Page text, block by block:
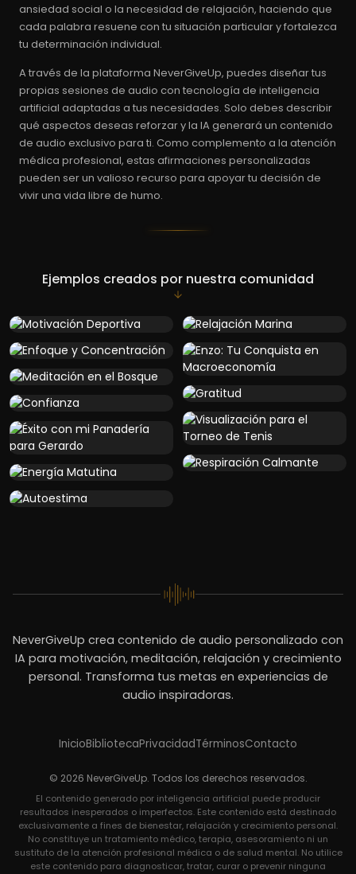
ansiedad social o la necesidad de relajación, haciendo que
cada palabra resuene con tu situación particular y fortalezca
tu determinación individual.
A través de la plataforma NeverGiveUp, puedes diseñar tus
propias sesiones de audio con tecnología de inteligencia
artificial adaptadas a tus necesidades. Solo debes describir
qué aspectos deseas reforzar y la IA generará un contenido
de audio exclusivo para ti. Como complemento a la atención
médica profesional, estas afirmaciones personalizadas
pueden ser un valioso recurso para apoyar tu decisión de
vivir una vida libre de humo.
Ejemplos creados por nuestra comunidad
NeverGiveUp crea contenido de audio personalizado con
IA para motivación, meditación, relajación y crecimiento
personal. Transforma tus metas en experiencias de
audio inspiradoras.
InicioBibliotecaPrivacidadTérminosContacto
© 2026 NeverGiveUp. Todos los derechos reservados.
El contenido generado por inteligencia artificial puede producir
resultados inesperados o imperfectos. Este contenido está destinado
exclusivamente a fines de bienestar, relajación y crecimiento personal.
No constituye un tratamiento médico, terapia, asesoramiento ni un
sustituto de la atención profesional médica o de salud mental. No utilice
este contenido para diagnosticar, tratar, curar o prevenir ninguna